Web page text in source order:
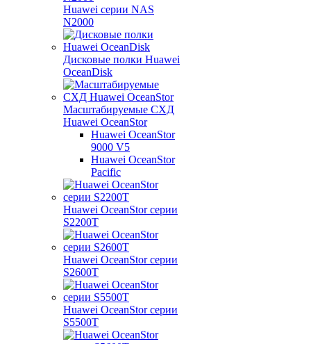
Huawei серии NAS
N2000
Дисковые полки Huawei
OceanDisk
Масштабируемые СХД
Huawei OceanStor
Huawei OceanStor
9000 V5
Huawei OceanStor
Pacific
Huawei OceanStor серии
S2200T
Huawei OceanStor серии
S2600T
Huawei OceanStor серии
S5500T